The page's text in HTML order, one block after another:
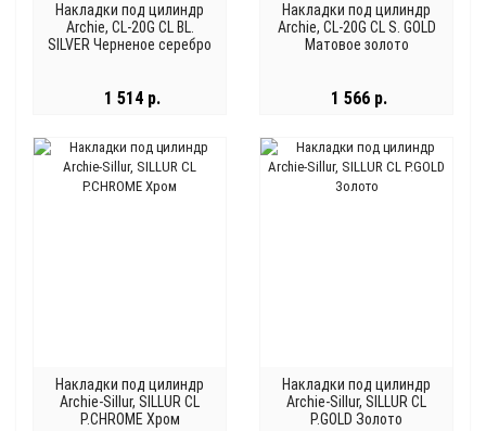
Накладки под цилиндр
Archie, CL-20G CL BL.
SILVER Черненое серебро
1 514 р.
Накладки под цилиндр
Archie, CL-20G CL S. GOLD
Матовое золото
1 566 р.
Накладки под цилиндр
Archie-Sillur, SILLUR CL
P.CHROME Хром
Накладки под цилиндр
Archie-Sillur, SILLUR CL
P.GOLD Золото